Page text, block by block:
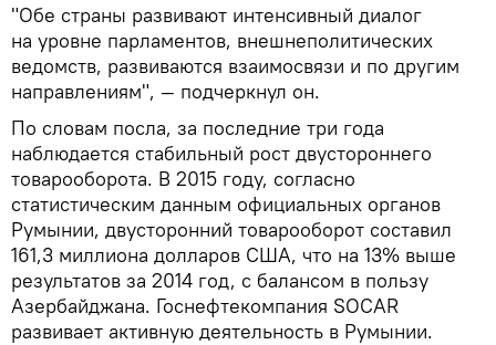
"Обе страны развивают интенсивный диалог
на уровне парламентов, внешнеполитических
ведомств, развиваются взаимосвязи и по другим
направлениям", — подчеркнул он.
По словам посла, за последние три года
наблюдается стабильный рост двустороннего
товарооборота. В 2015 году, согласно
статистическим данным официальных органов
Румынии, двусторонний товарооборот составил
161,3 миллиона долларов США, что на 13% выше
результатов за 2014 год, с балансом в пользу
Азербайджана. Госнефтекомпания SOCAR
развивает активную деятельность в Румынии.